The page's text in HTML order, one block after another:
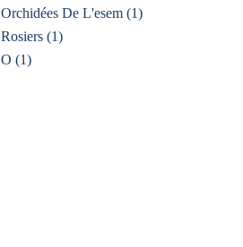
Orchidées De L'esem (1)
Rosiers (1)
O (1)